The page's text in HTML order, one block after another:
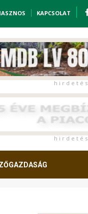
KAPCSOLAT
h i r d e t é s
h i r d e t é s